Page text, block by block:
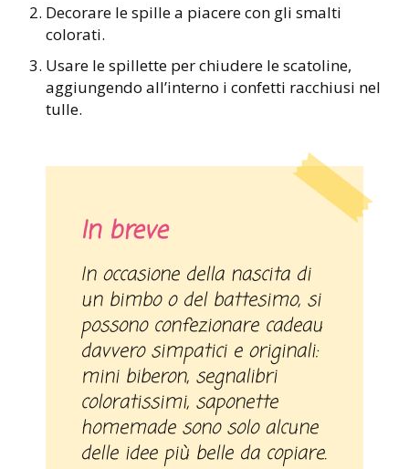
Decorare le spille a piacere con gli smalti
colorati.
Usare le spillette per chiudere le scatoline,
aggiungendo all’interno i confetti racchiusi nel
tulle.
In breve
In occasione della nascita di
un bimbo o del battesimo, si
possono confezionare cadeau
davvero simpatici e originali:
mini biberon, segnalibri
coloratissimi, saponette
homemade sono solo alcune
delle idee più belle da copiare.